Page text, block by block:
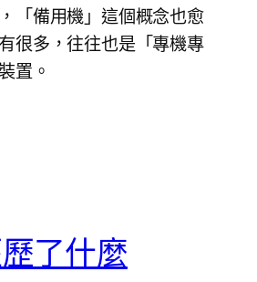
「備用機」這個概念也愈
很多，往往也是「專機專
置。
了什麼